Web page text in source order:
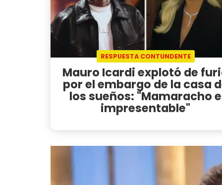
RESPUESTA CONTUNDENTE
Mauro Icardi explotó de
por el embargo de la casa
los sueños: "Mamaracho e
impresentable"